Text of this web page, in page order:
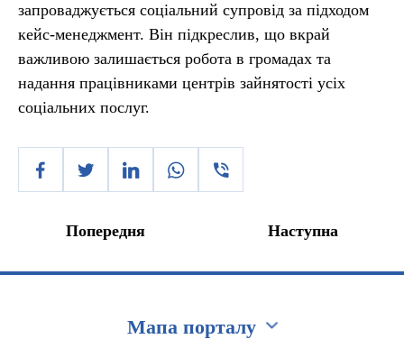
запроваджується соціальний супровід за підходом
кейс-менеджмент. Він підкреслив, що вкрай
важливою залишається робота в громадах та
надання працівниками центрів зайнятості усіх
соціальних послуг.
Попередня Наступна
Мапа порталу